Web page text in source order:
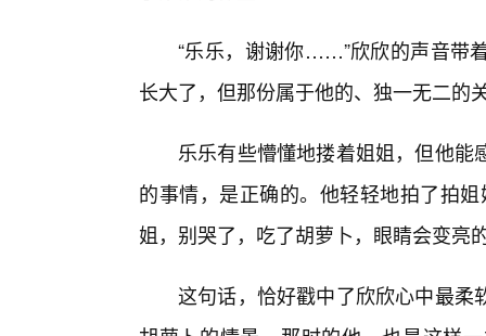
“乐乐，谢谢你……”欣欣的声音带
长大了，但那份属于他的、独一无二的
乐乐有些懵懂地搂着姐姐，但他
的事情，是正确的。他轻轻地拍了拍
姐，别哭了，吃了胡萝卜，眼睛会变亮
这句话，恰好戳中了欣欣心中最柔